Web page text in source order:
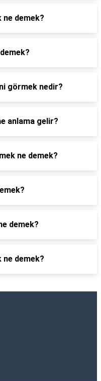
ne demek?
görmek nedir?
anlama gelir?
ne demek?
demek?
demek?